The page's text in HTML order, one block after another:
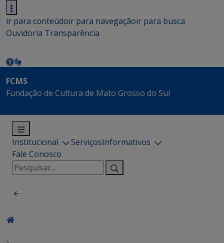
ir para conteúdoir para navegaçãoir para busca
Ouvidoria Transparência
FCMS
Fundação de Cultura de Mato Grosso do Sul
Institucional ServiçosInformativos
Fale Conosco
Pesquisar
por: